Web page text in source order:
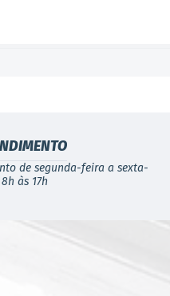
de segunda-feira a sexta-
às 17h